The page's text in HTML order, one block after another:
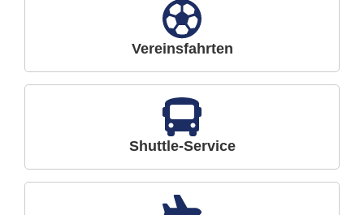
Vereinsfahrten
Shuttle-Service